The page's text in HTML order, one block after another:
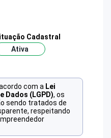
Cadastral
Ativa
com a Lei
Dados (LGPD), os
sendo tratados de
respeitando